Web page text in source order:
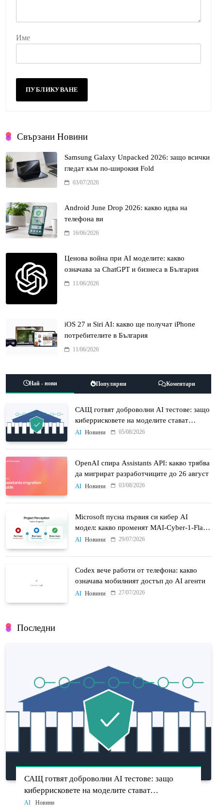
Име
Свързани Новини
Samsung Galaxy Unpacked 2026: защо всички
гледат към по-широкия Fold
03/07/2026
Android June Drop 2026: какво идва на
телефона ви
16/06/2026
Ценова война при AI моделите: какво
означава за ChatGPT и бизнеса в България
11/06/2026
iOS 27 и Siri AI: какво ще получат iPhone
потребителите в България
11/06/2026
Най - нови Популярни Коментари
САЩ готвят доброволни AI тестове: защо
киберрисковете на моделите стават
политически въпрос
AI Новини 05/08/2026
OpenAI спира Assistants API: какво трябва
да мигрират разработчиците до 26 август
AI Новини 03/08/2026
Microsoft пусна първия си кибер AI
модел: какво променят MAI-Cyber-1-Flash
и Project Perception
AI Новини 29/07/2026
Codex вече работи от телефона: какво
означава мобилният достъп до AI агенти
AI Новини 27/07/2026
Последни
САЩ готвят доброволни AI тестове: защо
киберрисковете на моделите стават
политически въпрос
AI Новини